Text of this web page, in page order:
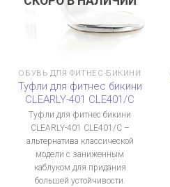
ОБУВЬ ДЛЯ ФИТНЕС-БИКИНИ
Туфли для фитнес бикини
CLEARLY-401 CLE401/C
Туфли для фитнес бикини
CLEARLY-401 CLE401/C –
альтернатива классической
модели с заниженным
каблуком для придания
большей устойчивости.